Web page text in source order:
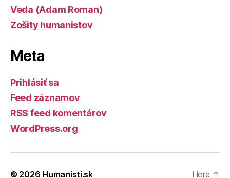
Veda (Adam Roman)
Zošity humanistov
Meta
Prihlásiť sa
Feed záznamov
RSS feed komentárov
WordPress.org
© 2026 Humanisti.sk Hore ↑